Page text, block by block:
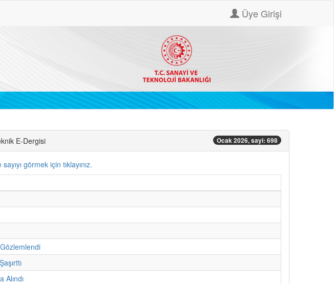
Üye Girişi
E-Dergisi Ocak 2026, sayi: 698
sayıyı görmek için tıklayınız.